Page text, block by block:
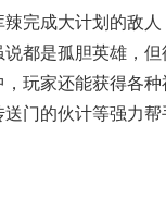
完成大计划的敌
都是孤胆英雄，
玩家还能获得各
门的伙计等强力帮